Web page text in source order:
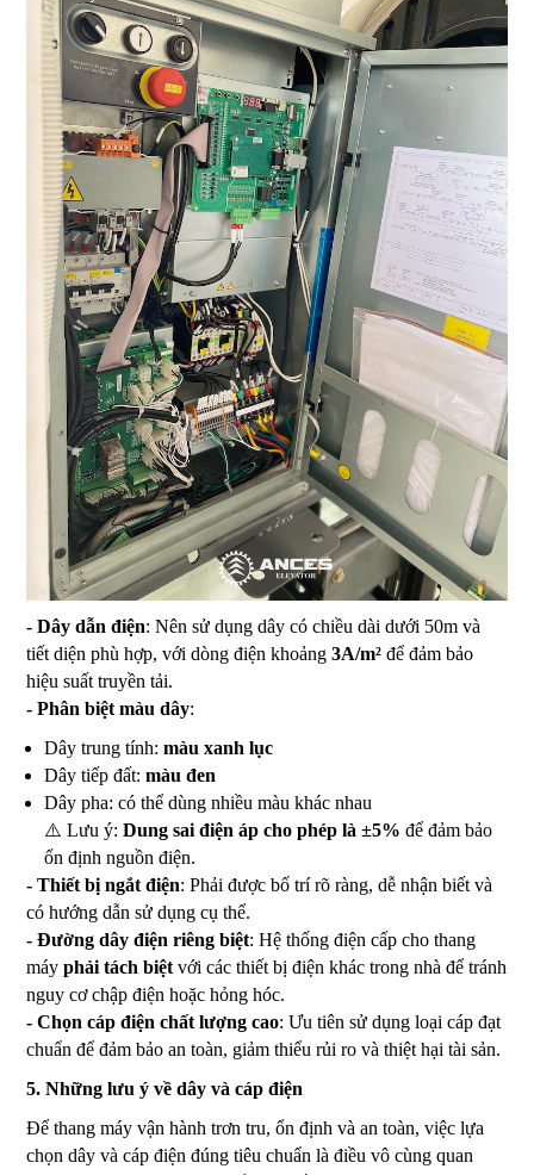
- Dây dẫn điện: Nên sử dụng dây có chiều dài dưới 50m và
tiết diện phù hợp, với dòng điện khoảng3A/m² để đảm bảo
hiệu suất truyền tải.
- Phân biệt màu dây:
Dây trung tính:màu xanh lục
Dây tiếp đất:màu đen
Dây pha: có thể dùng nhiều màu khác nhau
⚠️ Lưu ý:Dung sai điện áp cho phép là ±5% để đảm bảo
ổn định nguồn điện.
- Thiết bị ngắt điện: Phải được bố trí rõ ràng, dễ nhận biết và
có hướng dẫn sử dụng cụ thể.
- Đường dây điện riêng biệt: Hệ thống điện cấp cho thang
máyphải tách biệt với các thiết bị điện khác trong nhà để tránh
nguy cơ chập điện hoặc hỏng hóc.
- Chọn cáp điện chất lượng cao: Ưu tiên sử dụng loại cáp đạt
chuẩn để đảm bảo an toàn, giảm thiểu rủi ro và thiệt hại tài sản.
5. Những lưu ý về dây và cáp điện
Để thang máy vận hành trơn tru, ổn định và an toàn, việc lựa
chọn dây và cáp điện đúng tiêu chuẩn là điều vô cùng quan